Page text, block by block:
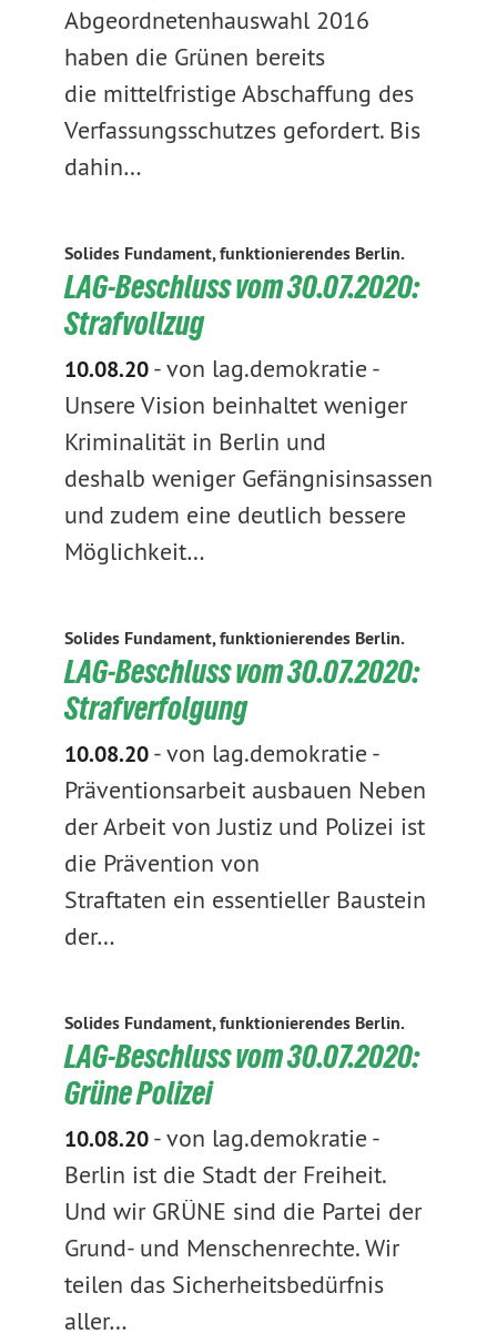
Abgeordnetenhauswahl 2016
haben die Grünen bereits
die mittelfristige Abschaffung des
Verfassungsschutzes gefordert. Bis
dahin…
Solides Fundament, funktionierendes Berlin.
LAG-Beschluss vom 30.07.2020:
Strafvollzug
10.08.20-von lag.demokratie -
Unsere Vision beinhaltet weniger
Kriminalität in Berlin und
deshalb weniger Gefängnisinsassen
und zudem eine deutlich bessere
Möglichkeit…
Solides Fundament, funktionierendes Berlin.
LAG-Beschluss vom 30.07.2020:
Strafverfolgung
10.08.20-von lag.demokratie -
Präventionsarbeit ausbauen Neben
der Arbeit von Justiz und Polizei ist
die Prävention von
Straftaten ein essentieller Baustein
der…
Solides Fundament, funktionierendes Berlin.
LAG-Beschluss vom 30.07.2020:
Grüne Polizei
10.08.20-von lag.demokratie -
Berlin ist die Stadt der Freiheit.
Und wir GRÜNE sind die Partei der
Grund- und Menschenrechte. Wir
teilen das Sicherheitsbedürfnis
aller…